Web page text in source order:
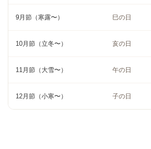
9月節（寒露〜） 巳の日
10月節（立冬〜） 亥の日
11月節（大雪〜） 午の日
12月節（小寒〜） 子の日